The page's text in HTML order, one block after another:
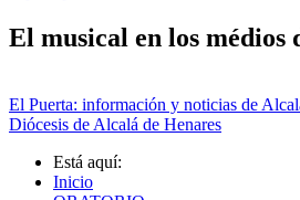
El musical en los médios
El Puerta: información y noticias de
Diócesis de Alcalá de Henares
Está aquí:
Inicio